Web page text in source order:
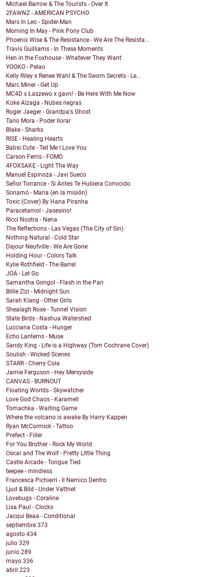
Michael Barrow & The Tourists - Over It
2FAWNZ - AMERICAN PSYCHO
Mars In Leo - Spider-Man
Morning In May - Pink Pony Club
Phoenix Wise & The Resistance - We Are The Resista...
Travis Guilliams - In These Moments
Hen in the Foxhouse - Whatever They Want
YOOKO - Pelao
Kelly Riley x Renee Wahl & The Sworn Secrets - Le...
Marc Miner - Get Up
MC4D x Łaszewo x gavn! - Be Here With Me Now
Koke Alzaga - Nubes negras
Roger Jaeger - Grandpa's Ghost
Tano Mora - Poder llorar
Blake - Sharks
RISE - Healing Hearts
Babsi Cute - Tell Me I Love You
Carson Ferris - FOMO
4FOXSAKE - Light The Way
Manuel Espinoza - Javi Sueco
Señor Torrance - Si Antes Te Hubiera Conocido
Sonamó - Maria (en la misión)
Toxic (Cover) By Hana Piranha
Paracetamol - Jasesino!
Ricci Nostra - Nena
The Reflections - Las Vegas (The City of Sin)
Nothing Natural - Cold Star
Dajour Neufville - We Are Gone
Holding Hour - Colors Talk
Kylie Rothfield - The Barrel
JOA - Let Go
Samantha Gongol - Flash in the Pan
Billie Zizi - Midnight Sun
Sarah Klang - Other Girls
Shealagh Rose - Tunnel Vision
State Birds - Nashua Watershed
Lucciana Costa - Hunger
Echo Lanterns - Muse
Sandy King - Life is a Highway (Tom Cochrane Cover)
Soulish - Wicked Scenes
STARR - Cherry Cola
Jamie Ferguson - Hey Mersyside
CANVAS - BURNOUT
Floating Worlds - Skywatcher
Love God Chaos - Karamell
Tomachka - Waiting Game
Where the volcano is awake By Harry Kappen
Ryan McCormick - Tattoo
Prefect - Filler
For You Brother - Rock My World
Oscar and The Wolf - Pretty Little Thing
Castle Arcade - Tongue Tied
teepee - mindless
Francesca Pichierri - Il Nemico Dentro
Ljud & Bild - Under Vattnet
Lovebugs - Coraline
Lisa Paul - Clocks
Jacqui Beaa - Conditional
septiembre 373
agosto 434
julio 329
junio 289
mayo 336
abril 223